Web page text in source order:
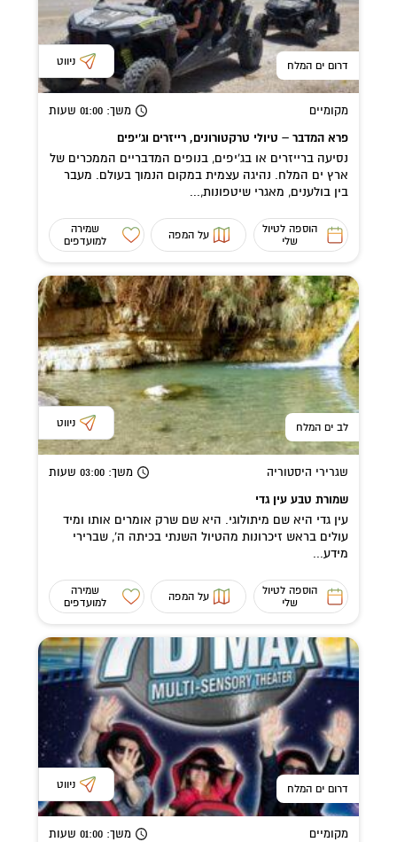
דרום ים המלח ניווט
מקומיים משך: 01:00 שעות
פרא המדבר – טיולי טרקטורונים, רייזרים וג’יפים
נסיעה ברייזרים או בג'יפים, בנופים המדבריים הממכרים של
ארץ ים המלח. נהיגה עצמית במקום הנמוך בעולם. מעבר
בין בולענים, מאגרי שיטפונות,...
הוספה לטיול
שלי
על המפה
שמירה
למועדפים
לב ים המלח ניווט
שגרירי היסטוריה משך: 03:00 שעות
שמורת טבע עין גדי
עין גדי היא שם מיתולוגי. היא שם שרק אומרים אותו ומיד
עולים בראש זיכרונות מהטיול השנתי בכיתה ה', שברירי
מידע...
הוספה לטיול
שלי
על המפה
שמירה
למועדפים
דרום ים המלח ניווט
מקומיים משך: 01:00 שעות